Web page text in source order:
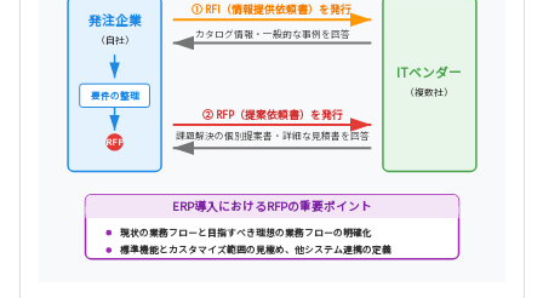
発注企業
（自社）
要件の整理
RFP
ITベンダー
（複数社）
① RFI（情報提供依頼書）を発行
カタログ情報・一般的な事例を回答
② RFP（提案依頼書）を発行
課題解決の個別提案書・詳細な見積書を回答
ERP導入におけるRFPの重要ポイント
現状の業務フローと目指すべき理想の業務フローの明確化
標準機能とカスタマイズ範囲の見極め、他システム連携の定義